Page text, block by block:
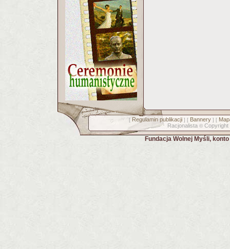
[ Regulamin publikacji] [ Bannery] [
Racjonalista © Copyright
Fundacja Wolnej Myśli,